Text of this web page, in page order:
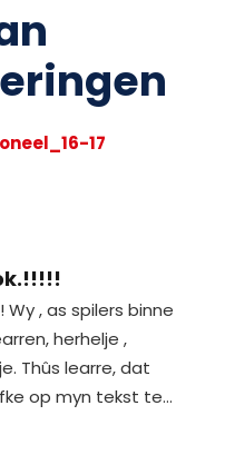
17
Wy , as spilers binne
herhelje ,
Thûs learre, dat
op myn tekst te…